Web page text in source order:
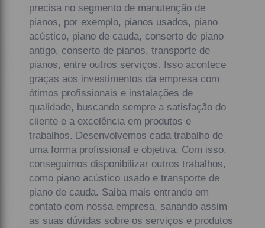
precisa no segmento de manutenção de
pianos, por exemplo, pianos usados, piano
acústico, piano de cauda, conserto de piano
antigo, conserto de pianos, transporte de
pianos, entre outros serviços. Isso acontece
graças aos investimentos da empresa com
ótimos profissionais e instalações de
qualidade, buscando sempre a satisfação do
cliente e a excelência em produtos e
trabalhos. Desenvolvemos cada trabalho de
uma forma profissional e objetiva. Com isso,
conseguimos disponibilizar outros trabalhos,
como piano acústico usado e transporte de
piano de cauda. Saiba mais entrando em
contato com nossa empresa, sanando assim
as suas dúvidas sobre os serviços e produtos